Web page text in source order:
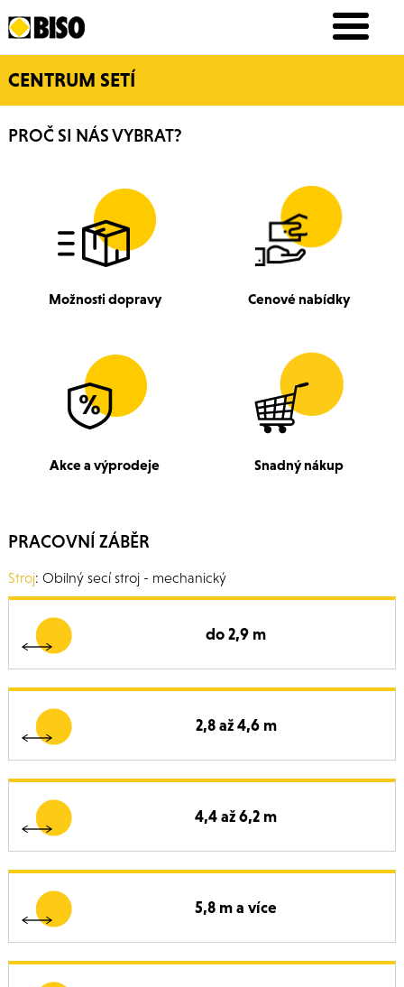
CENTRUM SETÍ
PROČ SI NÁS VYBRAT?
Možnosti dopravy Cenové nabídky
Akce a výprodeje Snadný nákup
PRACOVNÍ ZÁBĚR
Stroj: Obilný secí stroj - mechanický
do 2,9 m
2,8 až 4,6 m
4,4 až 6,2 m
5,8 m a více